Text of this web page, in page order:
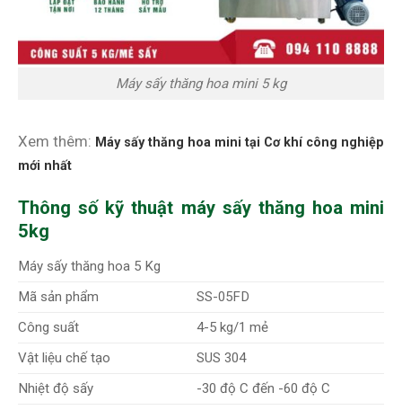
Máy sấy thăng hoa mini 5 kg
Xem thêm: Máy sấy thăng hoa mini tại Cơ khí công nghiệp
mới nhất
Thông số kỹ thuật máy sấy thăng hoa mini
5kg
Máy sấy thăng hoa 5 Kg
Mã sản phẩm
SS-05FD
Công suất
4-5 kg/1 mẻ
Vật liệu chế tạo
SUS 304
Nhiệt độ sấy
-30 độ C đến -60 độ C